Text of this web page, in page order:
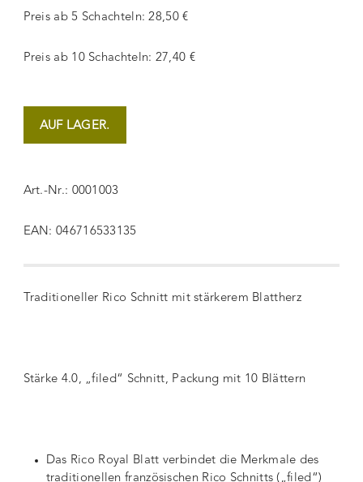
Preis ab 5 Schachteln: 28,50 €
Preis ab 10 Schachteln: 27,40 €
AUF LAGER.
Art.-Nr.: 0001003
EAN: 046716533135
Traditioneller Rico Schnitt mit stärkerem Blattherz
Stärke 4.0, „filed“ Schnitt, Packung mit 10 Blättern
Das Rico Royal Blatt verbindet die Merkmale des
traditionellen französischen Rico Schnitts („filed“)